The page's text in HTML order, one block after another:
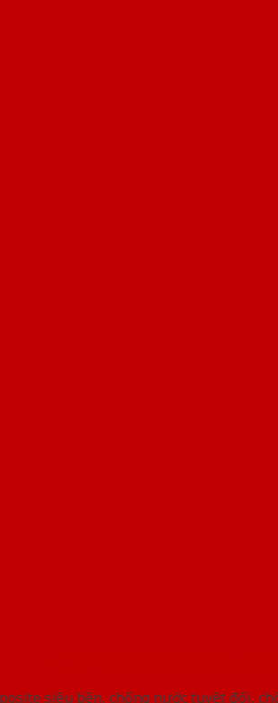
siêu bền, chống nước tuyệt đối,